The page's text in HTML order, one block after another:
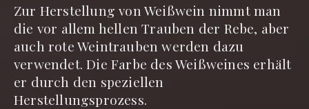
Zur Herstellung von Weißwein nimmt man
die vor allem hellen Trauben der Rebe, aber
auch rote Weintrauben werden dazu
verwendet. Die Farbe des Weißweines erhält
er durch den speziellen
Herstellungsprozess.